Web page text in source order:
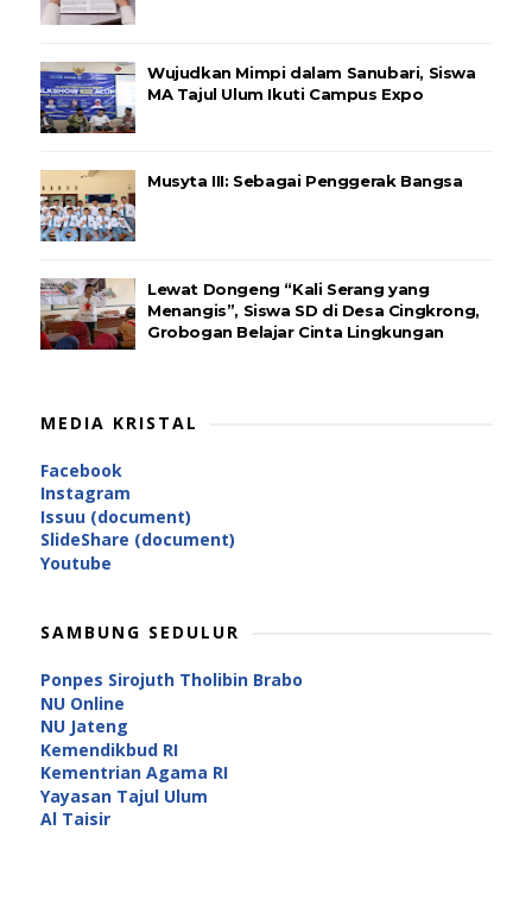
Wujudkan Mimpi dalam Sanubari, Siswa
MA Tajul Ulum Ikuti Campus Expo
Musyta III: Sebagai Penggerak Bangsa
Lewat Dongeng “Kali Serang yang
Menangis”, Siswa SD di Desa Cingkrong,
Grobogan Belajar Cinta Lingkungan
MEDIA KRISTAL
Facebook
Instagram
Issuu (document)
SlideShare (document)
Youtube
SAMBUNG SEDULUR
Ponpes Sirojuth Tholibin Brabo
NU Online
NU Jateng
Kemendikbud RI
Kementrian Agama RI
Yayasan Tajul Ulum
Al Taisir